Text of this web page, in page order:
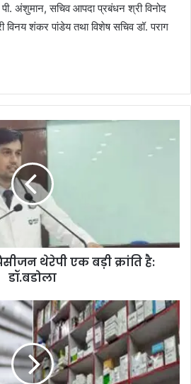
अंशुमान, सचिव आपदा प्रबंधन श्री विनोद
शंकर पांडेय तथा विशेष सचिव डॉ. पराग
थेरेपी एक बड़ी क्रांति है:
डॉ.बडोला